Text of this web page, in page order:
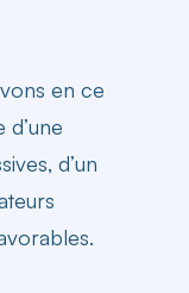
en ce
d’un